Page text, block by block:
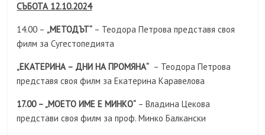
СЪБОТА 12.10.2024
14.00 – „МЕТОДЪТ“ – Теодора Петрова представя своя
филм за Сугестопедията
„ЕКАТЕРИНА – ДНИ НА ПРОМЯНА“ – Теодора Петрова
представя своя филм за Екатерина Каравелова
17.00 – „МОЕТО ИМЕ Е МИНКО“ – Владина Цекова
представи своя филм за проф. Минко Балкански